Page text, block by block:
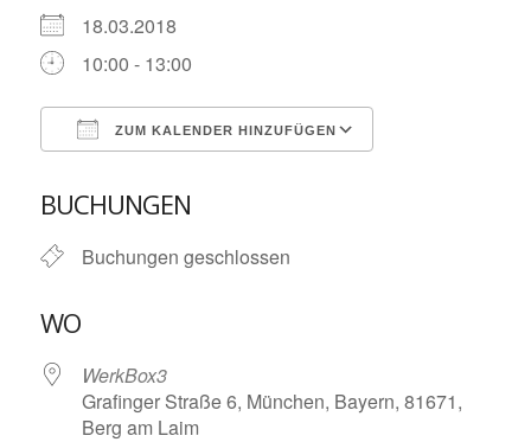
18.03.2018
10:00 - 13:00
ZUM KALENDER HINZUFÜGEN
BUCHUNGEN
Buchungen geschlossen
WO
WerkBox3
Grafinger Straße 6, München, Bayern, 81671,
Berg am Laim